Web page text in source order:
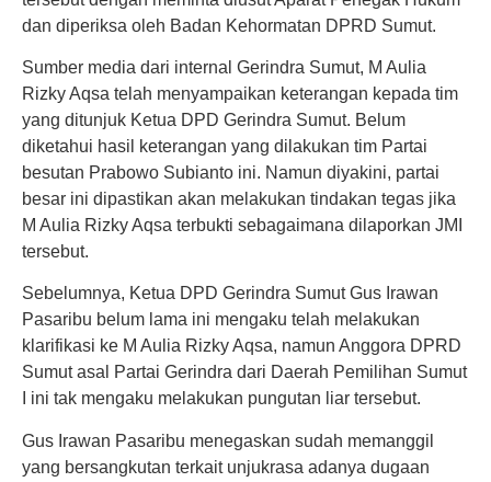
dan diperiksa oleh Badan Kehormatan DPRD Sumut.
Sumber media dari internal Gerindra Sumut, M Aulia
Rizky Aqsa telah menyampaikan keterangan kepada tim
yang ditunjuk Ketua DPD Gerindra Sumut. Belum
diketahui hasil keterangan yang dilakukan tim Partai
besutan Prabowo Subianto ini. Namun diyakini, partai
besar ini dipastikan akan melakukan tindakan tegas jika
M Aulia Rizky Aqsa terbukti sebagaimana dilaporkan JMI
tersebut.
Sebelumnya, Ketua DPD Gerindra Sumut Gus Irawan
Pasaribu belum lama ini mengaku telah melakukan
klarifikasi ke M Aulia Rizky Aqsa, namun Anggora DPRD
Sumut asal Partai Gerindra dari Daerah Pemilihan Sumut
I ini tak mengaku melakukan pungutan liar tersebut.
Gus Irawan Pasaribu menegaskan sudah memanggil
yang bersangkutan terkait unjukrasa adanya dugaan